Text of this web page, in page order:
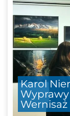
Karol
Wernisaż